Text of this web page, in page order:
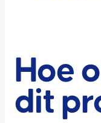
Hoe
dit